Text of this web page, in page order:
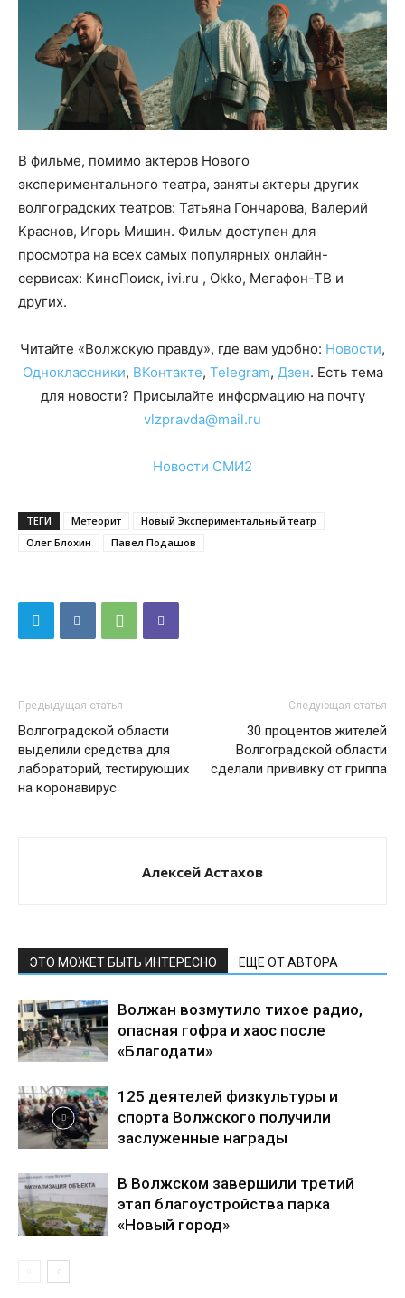
В фильме, помимо актеров Нового
экспериментального театра, заняты актеры других
волгоградских театров: Татьяна Гончарова, Валерий
Краснов, Игорь Мишин. Фильм доступен для
просмотра на всех самых популярных онлайн-
сервисах: КиноПоиск, ivi.ru , Okko, Мегафон-ТВ и
других.
Читайте «Волжскую правду», где вам удобно: Новости,
Одноклассники, ВКонтакте, Telegram, Дзен. Есть тема
для новости? Присылайте информацию на почту
vlzpravda@mail.ru
Новости СМИ2
ТЕГИ Метеорит
Новый Экспериментальный театр
Олег Блохин
Павел Подашов
Предыдущая статья
Волгоградской области
выделили средства для
лабораторий, тестирующих
на коронавирус
Следующая статья
30 процентов жителей
Волгоградской области
сделали прививку от гриппа
Алексей Астахов
ЭТО МОЖЕТ БЫТЬ ИНТЕРЕСНО ЕЩЕ ОТ АВТОРА
Волжан возмутило тихое радио,
опасная гофра и хаос после
«Благодати»
125 деятелей физкультуры и
спорта Волжского получили
заслуженные награды
В Волжском завершили третий
этап благоустройства парка
«Новый город»